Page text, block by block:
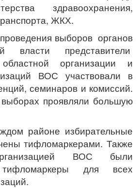
здравоохранения,
ЖКХ.
выборов органов
власти представители
организации и
ВОС участвовали в
семинаров и комиссий.
проявляли большую
избирательные
тифломаркерами. Также
ВОС были
тифломаркеры для всех